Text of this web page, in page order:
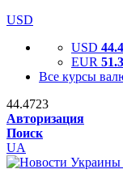
USD
USD
EUR
Все курсы
44.4723
Авторизация
Поиск
UA